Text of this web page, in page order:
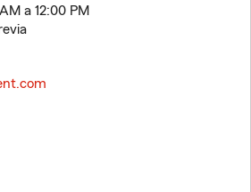
a 12:00 PM